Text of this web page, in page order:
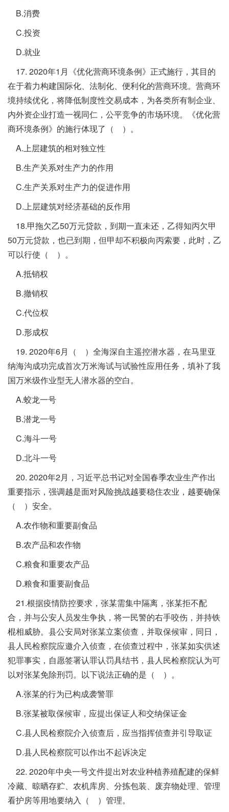
B.消费
C.投资
D.就业
17. 2020年1月《优化营商环境条例》正式施行，其目的
在于着力构建国际化、法制化、便利化的营商环境。营商环
境持续优化，将降低制度性交易成本，为各类所有制企业、
内外资企业打造一视同仁，公平竞争的市场环境。《优化营
商环境条例》的施行体现了（ ）。
A.上层建筑的相对独立性
B.生产关系对生产力的作用
C.生产关系对生产力的促进作用
D.上层建筑对经济基础的反作用
18.甲拖欠乙50万元贷款，到期一直未还，乙得知丙欠甲
50万元贷款，也已到期，但甲却不积极向丙索要，此时，乙
可以行使（ ）。
A.抵销权
B.撤销权
C.代位权
D.形成权
19. 2020年6月（ ）全海深自主遥控潜水器，在马里亚
纳海沟成功完成首次万米海试与试验性应用任务，填补了我
国万米级作业型无人潜水器的空白。
A.蛟龙一号
B.潜龙一号
C.海斗一号
D.北斗一号
20. 2020年2月，习近平总书记对全国春季农业生产作出
重要指示，强调越是面对风险挑战越要稳住农业，越要确保
（ ）安全。
A.农作物和重要副食品
B.农产品和农作物
C.粮食和重要农产品
D.粮食和重要副食品
21.根据疫情防控要求，张某需集中隔离，张某拒不配
合，并与公安人员发生争执，将一民警的右手咬伤，并持铁
棍相威胁。县公安局对张某立案侦查，并取保候审，同日，
县人民检察院应邀介入侦查，在侦查过程中，张某如实供述
犯罪事实，自愿签署认罪认罚具结书，县人民检察院认为可
以对张某免除刑罚。以下说法正确的是（ ）。
A.张某的行为已构成袭警罪
B.张某被取保候审，应提出保证人和交纳保证金
C.县人民检察院介入侦查后，应当指挥侦查并引导取证
D.县人民检察院可以作出不起诉决定
22. 2020年中央一号文件提出对农业种植养殖配建的保鲜
冷藏、晾晒存贮、农机库房、分拣包装、废弃物处理、管理
看护房等用地要纳入（ ）管理。